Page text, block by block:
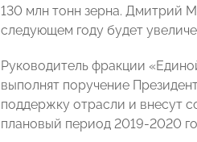
130 млн тонн зерна. Дмитрий
следующем году будет
Руководитель фракции
выполнят поручение
поддержку отрасли и внесут
плановый период 2019-2020